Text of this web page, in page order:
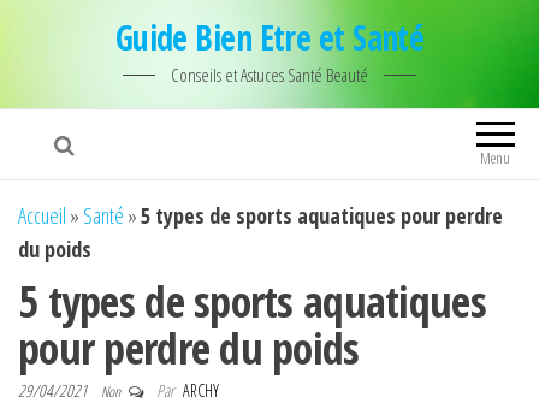
Guide Bien Etre et Santé
Conseils et Astuces Santé Beauté
Menu
Accueil » Santé »5 types de sports aquatiques pour perdre
du poids
5 types de sports aquatiques
pour perdre du poids
29/04/2021 Non Par ARCHY